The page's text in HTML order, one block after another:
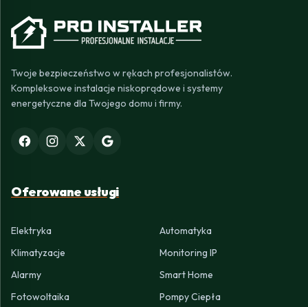
Twoje bezpieczeństwo w rękach profesjonalistów.
Kompleksowe instalacje niskoprądowe i systemy
energetyczne dla Twojego domu i firmy.
Oferowane usługi
Elektryka
Automatyka
Klimatyzacje
Monitoring IP
Alarmy
Smart Home
Fotowoltaika
Pompy Ciepła